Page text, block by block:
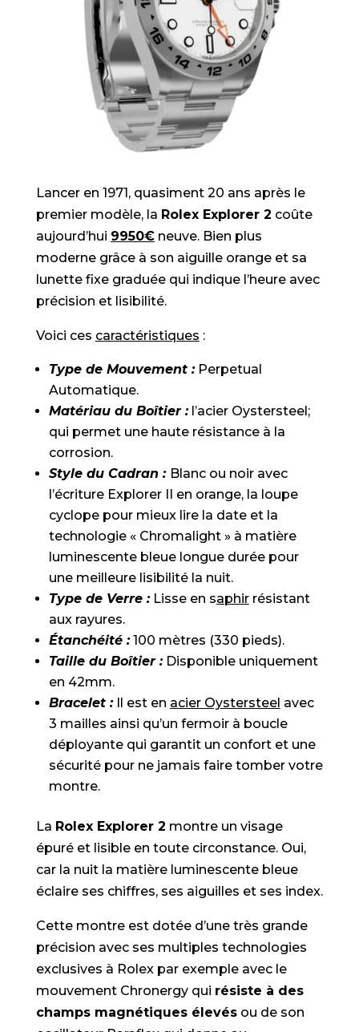
Lancer en 1971, quasiment 20 ans après le
premier modèle, la Rolex Explorer 2 coûte
aujourd’hui 9950€neuve. Bien plus
moderne grâce à son aiguille orange et sa
lunette fixe graduée qui indique l’heure avec
précision et lisibilité.
Voici ces caractéristiques :
Type de Mouvement :Perpetual
Automatique.
Matériau du Boîtier :l’acier Oystersteel;
qui permet une haute résistance à la
corrosion.
Style du Cadran : Blanc ou noir avec
l’écriture Explorer II en orange, la loupe
cyclope pour mieux lire la date et la
technologie « Chromalight » à matière
luminescente bleue longue durée pour
une meilleure lisibilité la nuit.
Type de Verre :Lisse en saphirrésistant
aux rayures.
Étanchéité :100 mètres (330 pieds).
Taille du Boîtier :Disponible uniquement
en 42mm.
Bracelet :Il est en acier Oystersteel avec
3 mailles ainsi qu’un fermoir à boucle
déployante qui garantit un confort et une
sécurité pour ne jamais faire tomber votre
montre.
La Rolex Explorer 2 montre un visage
épuré et lisible en toute circonstance. Oui,
car la nuit la matière luminescente bleue
éclaire ses chiffres, ses aiguilles et ses index.
Cette montre est dotée d’une très grande
précision avec ses multiples technologies
exclusives à Rolex par exemple avec le
mouvement Chronergy qui résiste à des
champs magnétiques élevésou de son